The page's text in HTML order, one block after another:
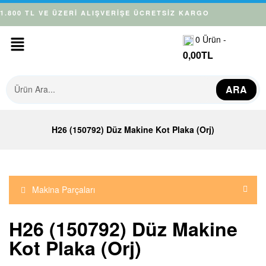
1.800 TL VE ÜZERİ ALIŞVERİŞE ÜCRETSİZ KARGO
0 Ürün -
0,00TL
ARA
H26 (150792) Düz Makine Kot Plaka (Orj)
Makina Parçaları
H26 (150792) Düz Makine
Kot Plaka (Orj)